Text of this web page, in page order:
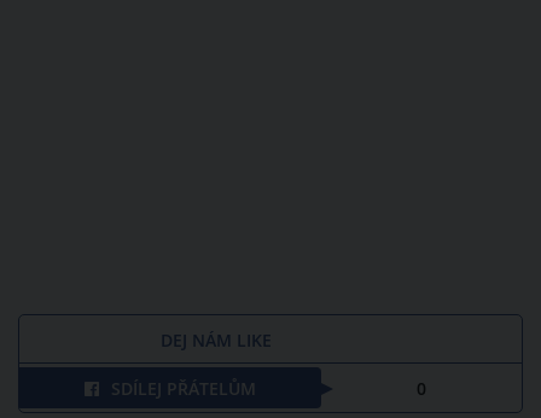
DEJ NÁM LIKE
SDÍLEJ PŘÁTELŮM 0